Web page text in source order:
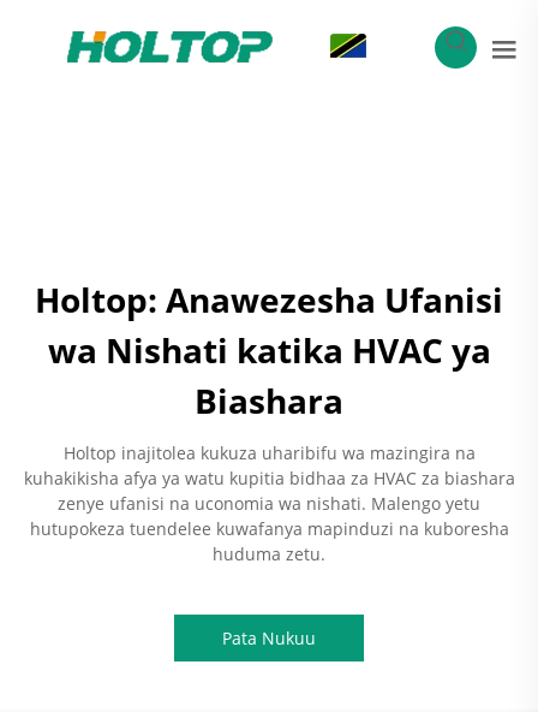
Holtop: Anawezesha Ufanisi
wa Nishati katika HVAC ya
Biashara
Holtop inajitolea kukuza uharibifu wa mazingira na
kuhakikisha afya ya watu kupitia bidhaa za HVAC za biashara
zenye ufanisi na uconomia wa nishati. Malengo yetu
hutupokeza tuendelee kuwafanya mapinduzi na kuboresha
huduma zetu.
Pata Nukuu